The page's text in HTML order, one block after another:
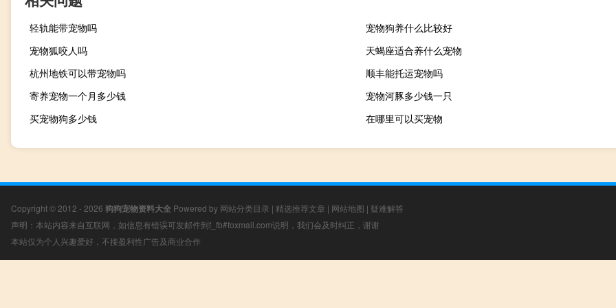
轻轨能带宠物吗
宠物狗养什么比较好
宠物狐咬人吗
天蝎座适合养什么宠物
杭州地铁可以带宠物吗
顺丰能托运宠物吗
寄养宠物一个月多少钱
宠物河豚多少钱一只
买宠物狗多少钱
在哪里可以买宠物
Copyright © 2012 - 2026 狗狗宠物资料大全 Powered by 网站分类目录 | 精选推荐文章 | 网站地图 | 疑难解答
声明：本站内容来自互联网，如信息有错误可发邮件到f_fb#foxmail.com说明，我们会及时纠正，谢谢
本站仅为个人兴趣爱好，不接盈利性广告及商业合作